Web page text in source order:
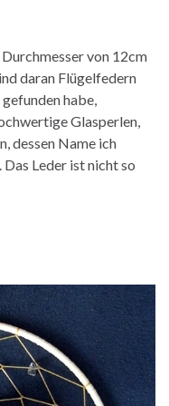
von 12cm
daran Flügelfedern
habe,
Glasperlen,
dessen Name ich
Leder ist nicht so